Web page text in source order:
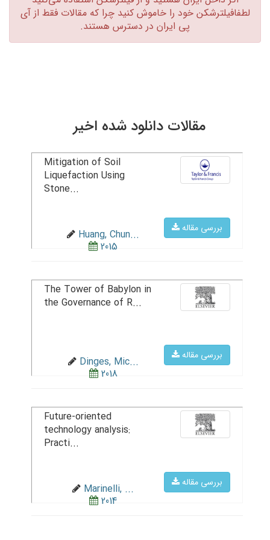
لطفافیلترشکن خود را خاموش کنید چرا که مقالات فقط از آی
پی ایران در دسترس هستند.‏
مقالات دانلود شده اخیر
بررسی مقاله
Mitigation of Soil
Liquefaction Using
Stone...
Huang, Chun...
2015
بررسی مقاله
The Tower of Babylon in
the Governance of R...
Dinges, Mic...
2018
بررسی مقاله
Future-oriented
technology analysis:
Practi...
Marinelli, ...
2014